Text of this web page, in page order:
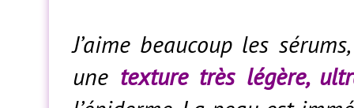
J’aime beaucoup les
une texture très légère,